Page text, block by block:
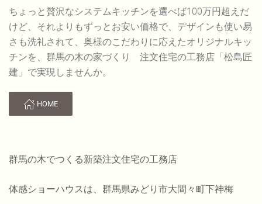
ちょっと贅沢なシステムキッチンを選べば100万円超えだ
けど、それよりもずっとお安い価格で、デザインも使い易
さも洗礼されて、奥様のこだわりに応えたオリジナルキッ
チンを、群馬の木の家づくり 注文住宅の工務店「松島匠
建」で実現しませんか。
HOME
群馬の木でつくる新築注文住宅の工務店
体感ショーハウスは、群馬県みどり市大間々町下神梅